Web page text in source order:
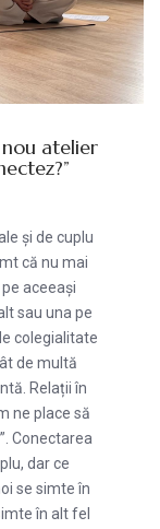
atelier
și de cuplu
că nu mai
aceeași
sau una pe
colegialitate
de multă
Relații în
ne place să
Conectarea
dar ce
se simte în
în alt fel